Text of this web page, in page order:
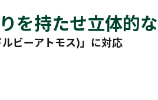
を持たせ立体的
ビーアトモス)」に対応